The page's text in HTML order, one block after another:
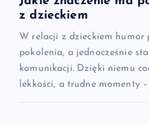
z dzieckiem
W relacji z dzieckiem humor
pokolenia, a jednocześnie
komunikacji. Dzięki niemu
lekkości, a trudne momenty